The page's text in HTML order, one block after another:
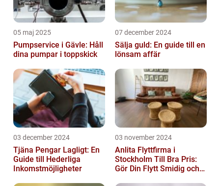
05 maj 2025
Pumpservice i Gävle: Håll
dina pumpar i toppskick
07 december 2024
Sälja guld: En guide till en
lönsam affär
03 december 2024
Tjäna Pengar Lagligt: En
Guide till Hederliga
Inkomstmöjligheter
03 november 2024
Anlita Flyttfirma i
Stockholm Till Bra Pris:
Gör Din Flytt Smidig och